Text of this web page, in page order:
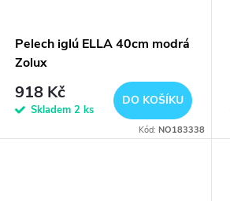
Pelech iglú ELLA 40cm modrá
Zolux
918 Kč
Skladem 2 ks
DO KOŠÍKU
Kód:NO183338